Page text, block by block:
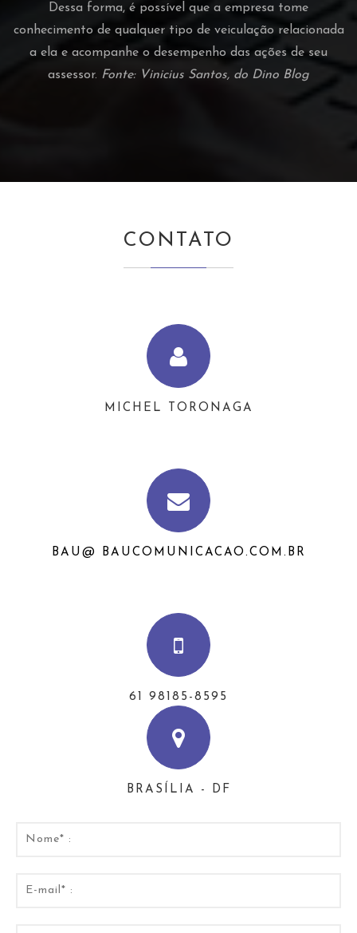
Dessa forma, é possível que a empresa tome
conhecimento de qualquer tipo de veiculação relacionada
a ela e acompanhe o desempenho das ações de seu
assessor. Fonte: Vinicius Santos, do Dino Blog
CONTATO
MICHEL TORONAGA
BAU@ BAUCOMUNICACAO.COM.BR
61 98185-8595
BRASÍLIA - DF